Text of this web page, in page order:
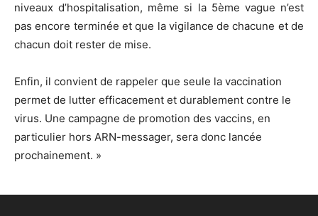
niveaux d’hospitalisation, même si la 5ème vague n’est
pas encore terminée et que la vigilance de chacune et de
chacun doit rester de mise.
Enfin, il convient de rappeler que seule la vaccination
permet de lutter efficacement et durablement contre le
virus. Une campagne de promotion des vaccins, en
particulier hors ARN-messager, sera donc lancée
prochainement. »